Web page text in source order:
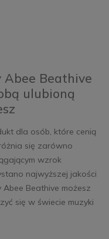
Abee Beathive
ulubioną
dla osób, które cenią
się zarówno
wzrok
najwyższej jakości
Abee Beathive możesz
się w świecie muzyki